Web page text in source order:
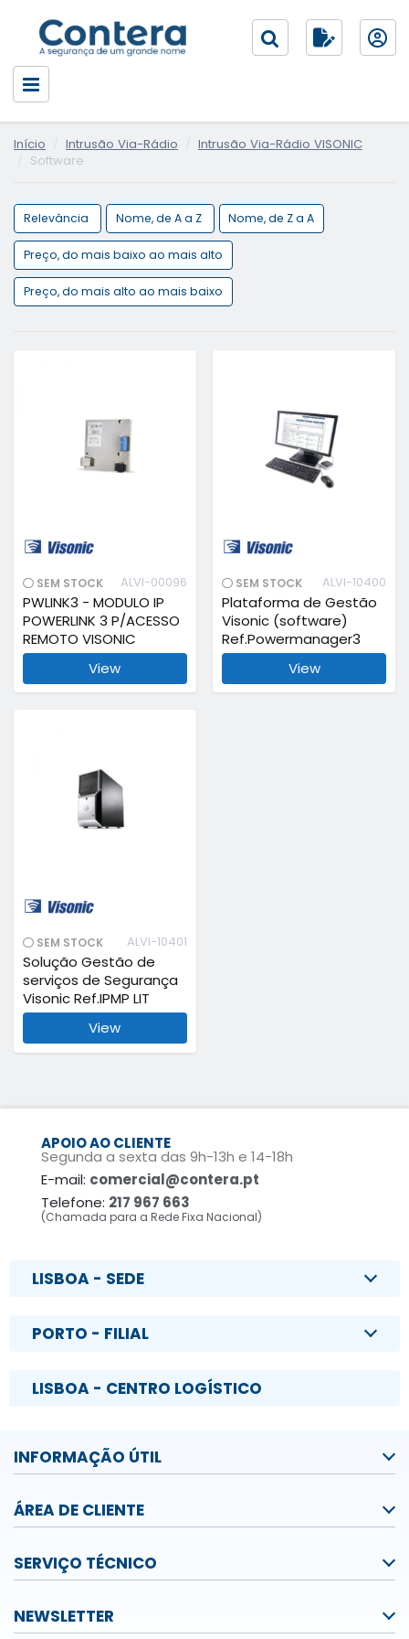
Início Intrusão Via-Rádio
Intrusão Via-Rádio VISONIC
Software
Relevância Nome, de A a Z Nome, de Z a A
Preço, do mais baixo ao mais alto
Preço, do mais alto ao mais baixo
SEM STOCK ALVI-00096
PWLINK3 - MODULO IP
POWERLINK 3 P/ACESSO
REMOTO VISONIC
View
SEM STOCK ALVI-10400
Plataforma de Gestão
Visonic (software)
Ref.Powermanager3
View
SEM STOCK ALVI-10401
Solução Gestão de
serviços de Segurança
Visonic Ref.IPMP LIT
View
APOIO AO CLIENTE
Segunda a sexta das 9h-13h e 14-18h
E-mail: comercial@contera.pt
Telefone: 217 967 663
(Chamada para a Rede Fixa Nacional)
LISBOA - SEDE
PORTO - FILIAL
LISBOA - CENTRO LOGÍSTICO
INFORMAÇÃO ÚTIL
ÁREA DE CLIENTE
SERVIÇO TÉCNICO
NEWSLETTER